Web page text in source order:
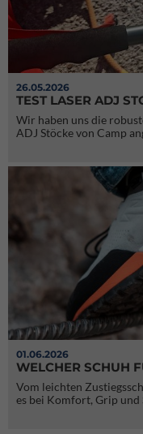
26.05.2026
TEST LASER ADJ
Wir haben uns die
ADJ Stöcke von Camp
01.06.2026
WELCHER SCHUH
Vom leichten
es bei Komfort, Grip